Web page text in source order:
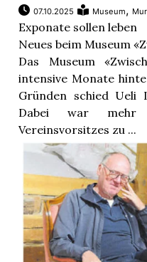
07.10.2025 Museum,
Exponate sollen leben
Neues beim Museum
Das Museum
intensive Monate
Gründen schied Ueli
Dabei war
Vereinsvorsitzes zu ...